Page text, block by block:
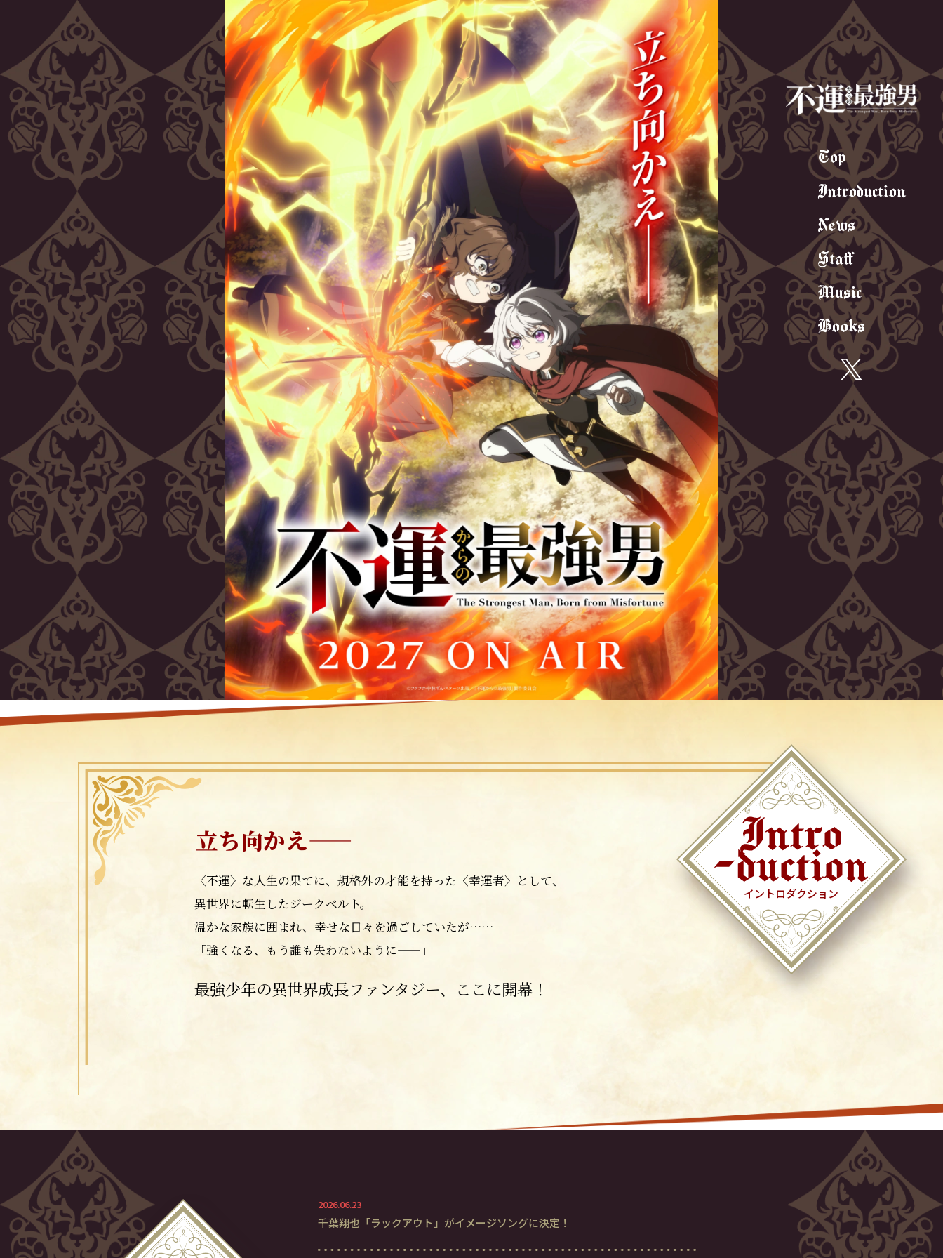
Top
Introduction
News
Staff
Music
Books
イントロダクション
立ち向かえ——
〈不運〉な人生の果てに、規格外の才能を持った 〈幸運者〉として、
異世界に転生したジークベルト。
温かな家族に囲まれ、幸せな日々を過ごしていたが……
「強くなる、もう誰も失わないように——」
最強少年の異世界成長ファンタジー、 ここに開幕！
2026.06.23
千葉翔也「ラックアウト」がイメージソングに決定！